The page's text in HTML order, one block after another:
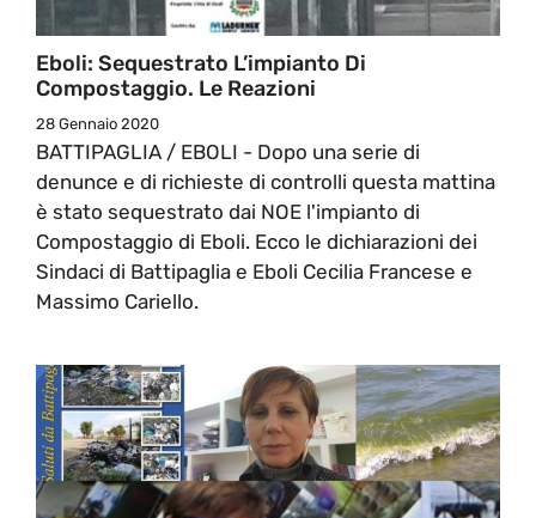
Eboli: Sequestrato L’impianto Di
Compostaggio. Le Reazioni
28 Gennaio 2020
BATTIPAGLIA / EBOLI - Dopo una serie di
denunce e di richieste di controlli questa mattina
è stato sequestrato dai NOE l'impianto di
Compostaggio di Eboli. Ecco le dichiarazioni dei
Sindaci di Battipaglia e Eboli Cecilia Francese e
Massimo Cariello.